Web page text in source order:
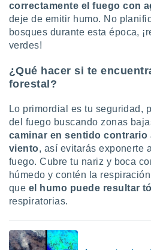
correctamente el fuego con
deje de emitir humo. No
bosques durante esta época,
verdes!
¿Qué hacer si te
forestal?
Lo primordial es tu seguridad,
del fuego buscando zonas
caminar en sentido contrario
viento, así evitarás exponerte
fuego. Cubre tu nariz y boca
húmedo y contén la
que el humo puede resultar
respiratorias.